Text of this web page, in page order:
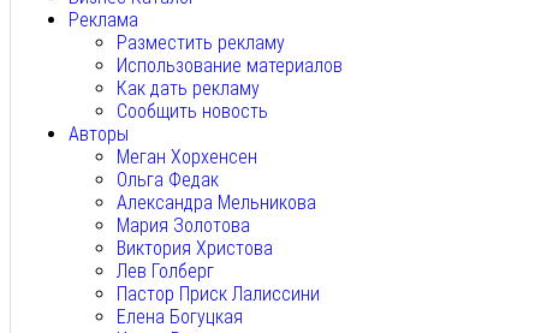
Реклама
Разместить рекламу
Использование материалов
Как дать рекламу
Сообщить новость
Авторы
Меган Хорхенсен
Ольга Федак
Александра Мельникова
Мария Золотова
Виктория Христова
Лев Голберг
Пастор Приск Лалиссини
Елена Богуцкая